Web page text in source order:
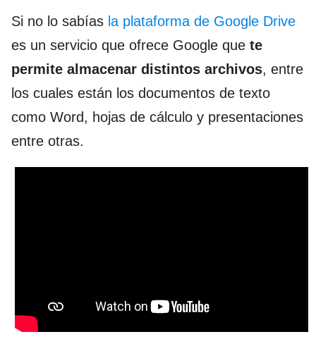
Si no lo sabías la plataforma de Google Drive
es un servicio que ofrece Google que te
permite almacenar distintos archivos, entre
los cuales están los documentos de texto
como Word, hojas de cálculo y presentaciones
entre otras.